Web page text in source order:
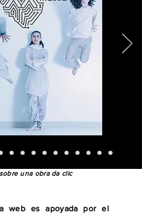
una obra da clic
web es apoyada por el